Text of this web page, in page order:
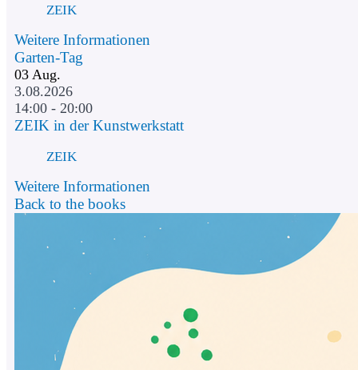
ZEIK
Weitere Informationen
Garten-Tag
03 Aug.
3.08.2026
14:00 - 20:00
ZEIK in der Kunstwerkstatt
ZEIK
Weitere Informationen
Back to the books